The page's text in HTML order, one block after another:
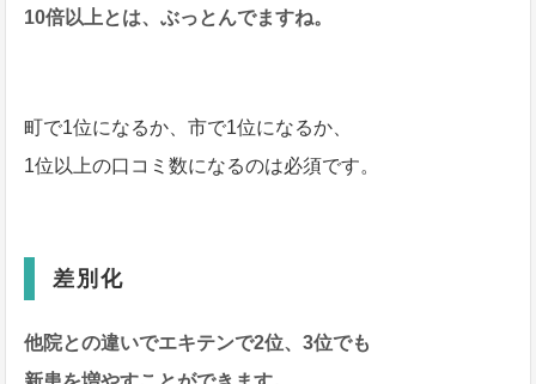
10倍以上とは、ぶっとんでますね。
町で1位になるか、市で1位になるか、
1位以上の口コミ数になるのは必須です。
差別化
他院との違いでエキテンで2位、3位でも